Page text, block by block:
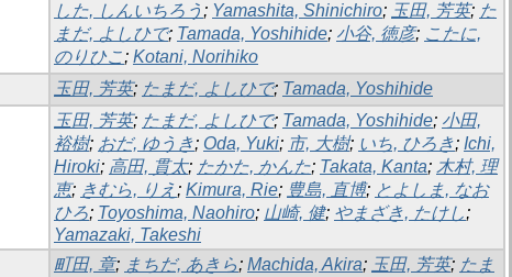
した, しんいちろう ; Yamashita, Shinichiro; 玉田, 芳英; た
まだ, よしひで; Tamada, Yoshihide; 小谷, 徳彦; こたに,
のりひこ; Kotani, Norihiko
玉田, 芳英; たまだ, よしひで; Tamada, Yoshihide
玉田, 芳英; たまだ, よしひで; Tamada, Yoshihide; 小田,
裕樹; おだ, ゆうき; Oda, Yuki; 市, 大樹; いち, ひろき; Ichi,
Hiroki; 高田, 貫太; たかた, かんた; Takata, Kanta; 木村, 理
恵; きむら, りえ; Kimura, Rie; 豊島, 直博; とよしま, なお
ひろ; Toyoshima, Naohiro; 山崎, 健; やまざき, たけし;
Yamazaki, Takeshi
町田, 章; まちだ, あきら; Machida, Akira; 玉田, 芳英; たま